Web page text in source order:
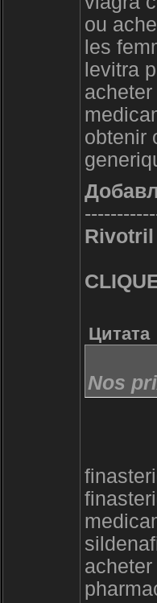
ou
les
levitra
obtenir
Rivotril
Цитата
Nos